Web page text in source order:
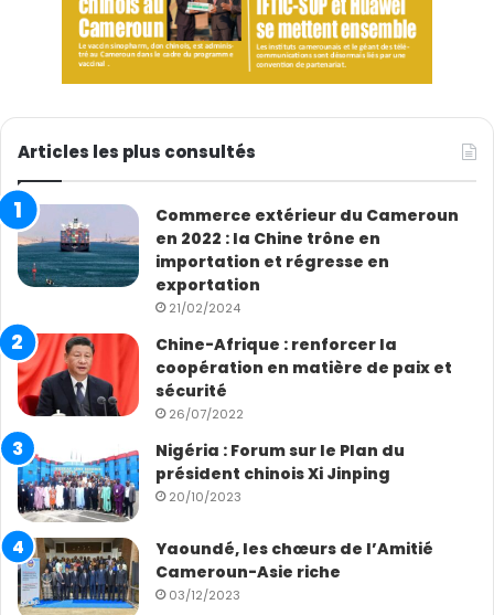
Articles les plus consultés
Commerce extérieur du Cameroun
en 2022 : la Chine trône en
importation et régresse en
exportation
21/02/2024
Chine-Afrique : renforcer la
coopération en matière de paix et
sécurité
26/07/2022
Nigéria : Forum sur le Plan du
président chinois Xi Jinping
20/10/2023
Yaoundé, les chœurs de l’Amitié
Cameroun-Asie riche
03/12/2023